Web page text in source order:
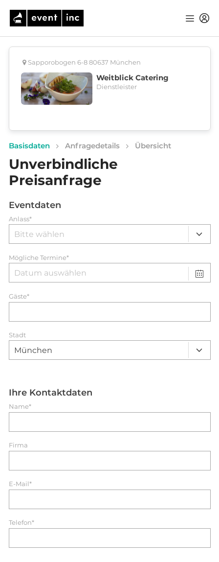
Sapporobogen 6-8 80637 München
Weitblick Catering
Dienstleister
Basisdaten Anfragedetails Übersicht
Unverbindliche
Preisanfrage
Eventdaten
Anlass*
Mögliche Termine*
Gäste*
Stadt
Ihre Kontaktdaten
Name*
Firma
E-Mail*
Telefon*